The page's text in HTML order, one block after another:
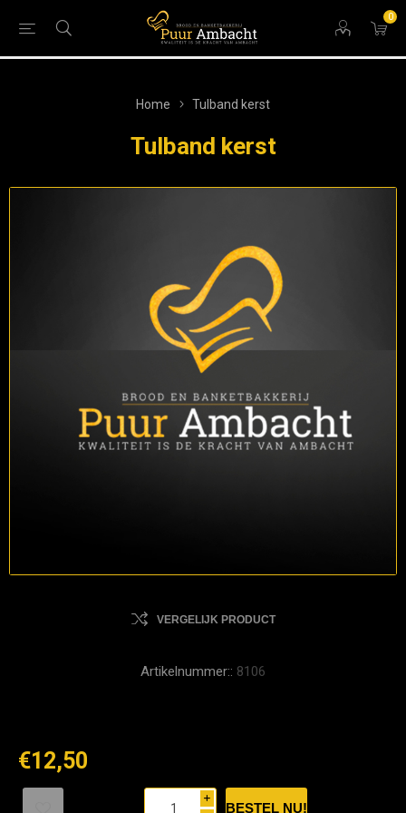
0
Home Tulband kerst
Tulband kerst
VERGELIJK PRODUCT
Artikelnummer:: 8106
€12,50
i